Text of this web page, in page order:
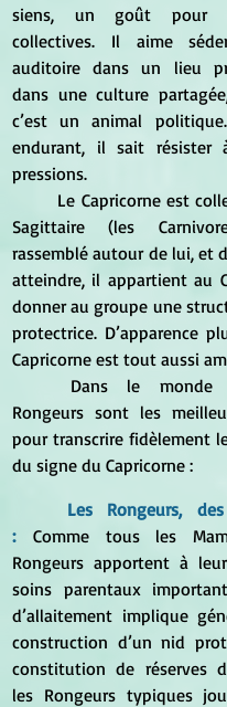
siens, un goût pour
collectives. Il aime
auditoire dans un lieu
dans une culture
c’est un animal
endurant, il sait résister
pressions.
Sagittaire (les
rassemblé autour de lui, et
atteindre, il appartient au
donner au groupe une
protectrice. D’apparence
Capricorne est tout aussi
Rongeurs sont les
pour transcrire fidèlement
du signe du Capricorne :
Les Rongeurs,
: Comme tous les
Rongeurs apportent à
soins parentaux
d’allaitement implique
construction d’un nid
constitution de réserves
les Rongeurs typiques